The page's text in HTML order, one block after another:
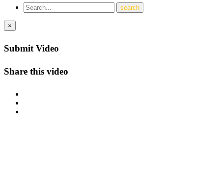
×
Submit Video
Share this video